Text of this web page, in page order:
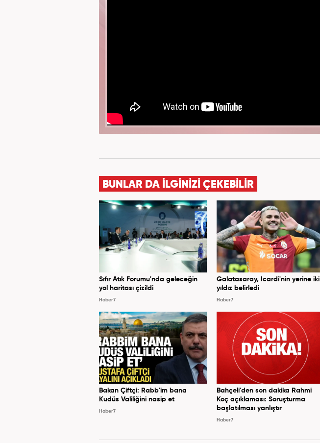
BUNLAR DA İLGİNİZİ ÇEKEBİLİR
Sıfır Atık Forumu'nda geleceğin
yol haritası çizildi
Haber7
Galatasaray, Icardi'nin yerine iki
yıldız belirledi
Haber7
Bakan Çiftçi: Rabb'im bana
Kudüs Valiliğini nasip et
Haber7
Bahçeli'den son dakika Rahmi
Koç açıklaması: Soruşturma
başlatılması yanlıştır
Haber7